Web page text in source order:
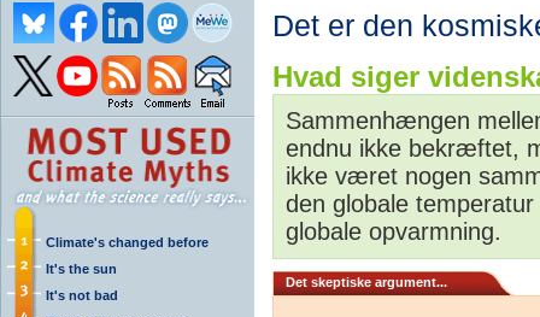
Climate's changed before
It's the sun
It's not bad
Det er den
Hvad siger
Sammenhængen
endnu ikke bekræftet,
ikke været nogen
den globale
globale opvarmning.
Det skeptiske argument...